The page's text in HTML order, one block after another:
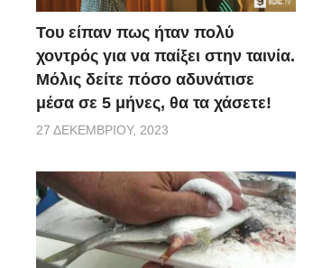
προσπαθούν να μετακινήσουν το πτώμα.
φάλαινα.
Του είπαν πως ήταν πολύ
χοντρός για να παίξει στην ταινία.
Μόλις δείτε πόσο αδυνάτισε
μέσα σε 5 μήνες, θα τα χάσετε!
27 ΔΕΚΕΜΒΡΊΟΥ, 2023